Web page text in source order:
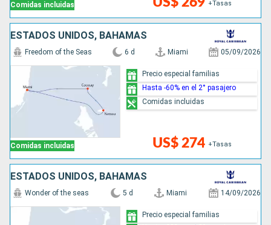
Comidas incluidas +Tasas
ESTADOS UNIDOS, BAHAMAS
Comidas incluidas
Freedom of the Seas 6 d Miami 05/09/2026
US$ 274 +Tasas
Precio especial familias
Hasta -60% en el 2° pasajero
Comidas incluidas
ESTADOS UNIDOS, BAHAMAS
Wonder of the seas 5 d Miami 14/09/2026
Precio especial familias